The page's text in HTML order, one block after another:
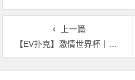
得2026年WSOP主赛冠军
上一篇
【EV扑克】激情世界杯丨竞猜赢福利！猜比分获得WSOP 戒指赛门票
文